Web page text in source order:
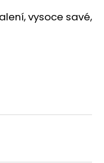
vysoce savé,